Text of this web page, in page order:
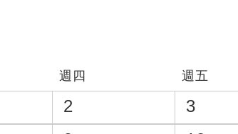
週四 週五
2 3